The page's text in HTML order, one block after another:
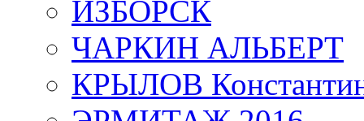
ИЗБОРСК
ЧАРКИН АЛЬБЕРТ
КРЫЛОВ